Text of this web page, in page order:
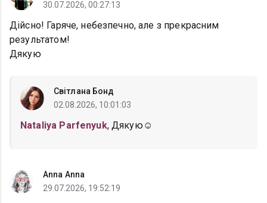
30.07.2026, 00:27:13
Дійсно! Гаряче, небезпечно, але з прекрасним
результатом!
Дякую
Світлана Бонд
02.08.2026, 10:01:03
Nataliya Parfenyuk, Дякую☺️
Anna Anna
29.07.2026, 19:52:19